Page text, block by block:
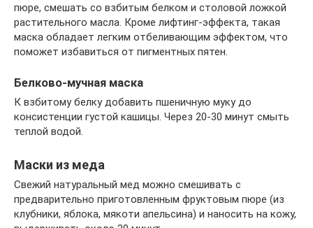
пюре, смешать со взбитым белком и столовой ложкой
растительного масла. Кроме лифтинг-эффекта, такая
маска обладает легким отбеливающим эффектом, что
поможет избавиться от пигментных пятен.
Белково-мучная маска
К взбитому белку добавить пшеничную муку до
консистенции густой кашицы. Через 20-30 минут смыть
теплой водой.
Маски из меда
Свежий натуральный мед можно смешивать с
предварительно приготовленным фруктовым пюре (из
клубники, яблока, мякоти апельсина) и наносить на кожу,